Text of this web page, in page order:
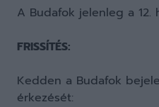
A Budafok jelenleg a 12.
FRISSÍTÉS:
Kedden a Budafok
érkezését: